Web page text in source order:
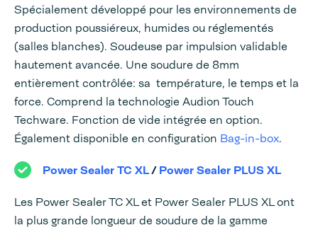
Spécialement développé pour les environnements de
production poussiéreux, humides ou réglementés
(salles blanches). Soudeuse par impulsion validable
hautement avancée. Une soudure de 8mm
entièrement contrôlée: sa température, le temps et la
force. Comprend la technologie Audion Touch
Techware. Fonction de vide intégrée en option.
Également disponible en configuration Bag-in-box.
Power Sealer TC XL/Power Sealer PLUS XL
Les Power Sealer TC XL et Power Sealer PLUS XL ont
la plus grande longueur de soudure de la gamme